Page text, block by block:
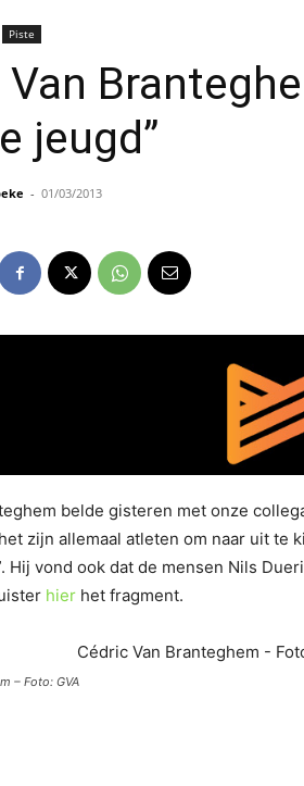
Piste
jeugd”
- 01/03/2013
belde gisteren met onze
zijn allemaal atleten om naar uit
Hij vond ook dat de mensen Nils
hier het fragment.
– Foto: GVA